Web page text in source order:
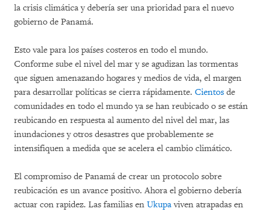
la crisis climática y debería ser una prioridad para el nuevo
gobierno de Panamá.
Esto vale para los países costeros en todo el mundo.
Conforme sube el nivel del mar y se agudizan las tormentas
que siguen amenazando hogares y medios de vida, el margen
para desarrollar políticas se cierra rápidamente. Cientos de
comunidades en todo el mundo ya se han reubicado o se están
reubicando en respuesta al aumento del nivel del mar, las
inundaciones y otros desastres que probablemente se
intensifiquen a medida que se acelera el cambio climático.
El compromiso de Panamá de crear un protocolo sobre
reubicación es un avance positivo. Ahora el gobierno debería
actuar con rapidez. Las familias en Ukupaviven atrapadas en